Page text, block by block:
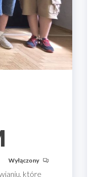
Wyłączony
które